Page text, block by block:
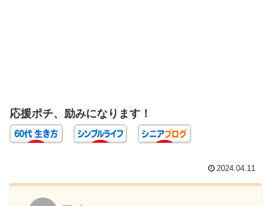
応援ポチ、励みになります！
2024.04.11